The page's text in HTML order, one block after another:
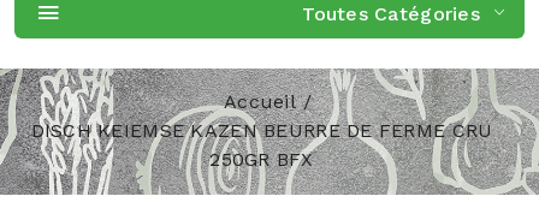
Toutes Catégories
Accueil
DISCH KEIEMSE KAZEN BEURRE DE FERME CRU
250GR BFX